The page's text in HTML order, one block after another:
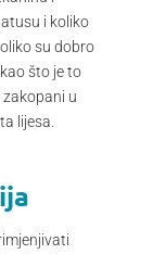
i koliko
su dobro
što je to
u
lijesa.